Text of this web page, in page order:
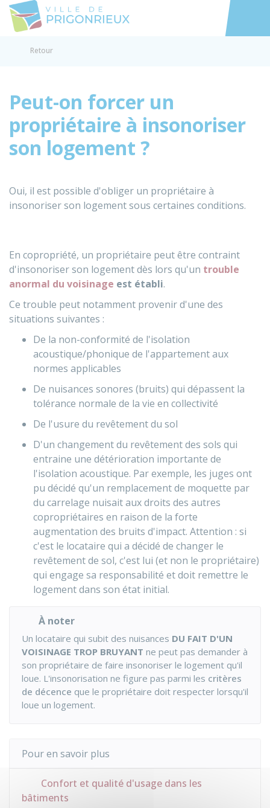
Accéder
Retour
Peut-on forcer un
propriétaire à insonoriser
son logement ?
Oui, il est possible d'obliger un propriétaire à
insonoriser son logement sous certaines conditions.
En copropriété, un propriétaire peut être contraint
d'insonoriser son logement dès lors qu'un trouble
anormal du voisinage est établi.
Ce trouble peut notamment provenir d'une des
situations suivantes :
De la non-conformité de l'isolation
acoustique/phonique de l'appartement aux
normes applicables
De nuisances sonores (bruits) qui dépassent la
tolérance normale de la vie en collectivité
De l'usure du revêtement du sol
D'un changement du revêtement des sols qui
entraine une détérioration importante de
l'isolation acoustique. Par exemple, les juges ont
pu décidé qu'un remplacement de moquette par
du carrelage nuisait aux droits des autres
copropriétaires en raison de la forte
augmentation des bruits d'impact. Attention : si
c'est le locataire qui a décidé de changer le
revêtement de sol, c'est lui (et non le propriétaire)
qui engage sa responsabilité et doit remettre le
logement dans son état initial.
À noter
Un locataire qui subit des nuisances DU FAIT D'UN
VOISINAGE TROP BRUYANT ne peut pas demander à
son propriétaire de faire insonoriser le logement qu'il
loue. L'insonorisation ne figure pas parmi les critères
de décence que le propriétaire doit respecter lorsqu'il
loue un logement.
Pour en savoir plus
Confort et qualité d'usage dans les
bâtiments